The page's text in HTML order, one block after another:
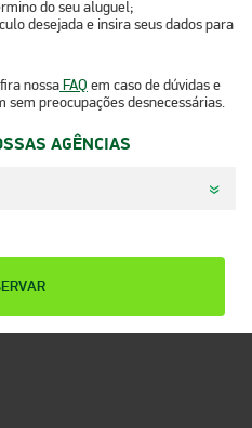
do seu aluguel;
desejada e insira seus dados para
nossaFAQ em caso de dúvidas e
sem preocupações desnecessárias.
AGÊNCIAS